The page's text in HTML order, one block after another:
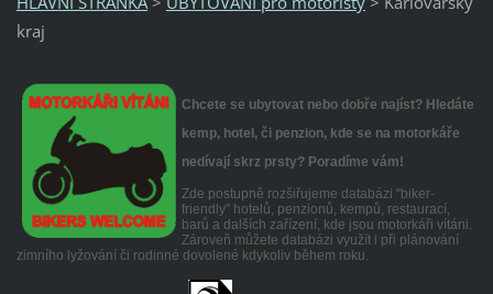
kraj
Chcete se ubytovat nebo dobře najíst? Hledáte
kemp, hotel, či penzion, kde se na motorkáře
nedívají skrz prsty? Poradíme vám!
Zde postupně rozšiřujeme databázi "biker-
friendly" hotelů, penzionů, kempů, restaurací,
barů a dalších zařízení, kde jsou motorkáři vítáni.
Zároveň můžete databázi využít i při plánování
zimního lyžování či rodinné dovolené kdykoliv během roku.